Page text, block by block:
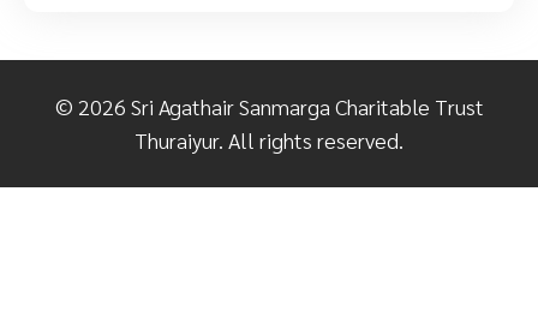
© 2026 Sri Agathair Sanmarga Charitable Trust
Thuraiyur. All rights reserved.